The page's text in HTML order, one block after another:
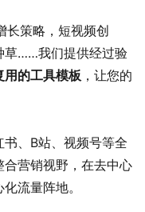
长策略，短视频创
草……我们提供经过验
用的工具模板 ，让您的
、B站、视频号等全
营销视野，在去中心
流量阵地。